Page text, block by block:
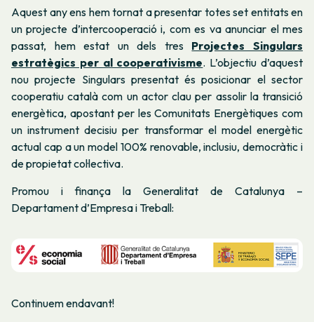
Aquest any ens hem tornat a presentar totes set entitats en
un projecte d’intercooperació i, comes va anunciar el mes
passat, hem estat un dels tres Projectes Singulars
estratègics per al cooperativisme. L’objectiu d’aquest
nou projecte Singulars presentat és posicionar el sector
cooperatiu català com un actor clau per assolir la transició
energètica, apostant per les Comunitats Energètiques com
un instrument decisiu per transformar el model energètic
actual cap a un model 100% renovable, inclusiu, democràtic i
de propietat col·lectiva.
Promou i finança la Generalitat de Catalunya –
Departament d’Empresa i Treball:
Continuem endavant!